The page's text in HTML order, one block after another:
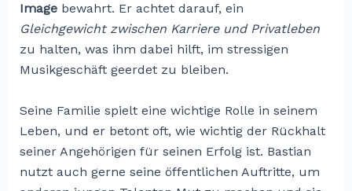
Imagebewahrt. Er achtet darauf, ein
Gleichgewicht zwischen Karriere und Privatleben
zu halten, was ihm dabei hilft, im stressigen
Musikgeschäft geerdet zu bleiben.
Seine Familie spielt eine wichtige Rolle in seinem
Leben, und er betont oft, wie wichtig der Rückhalt
seiner Angehörigen für seinen Erfolg ist. Bastian
nutzt auch gerne seine öffentlichen Auftritte, um